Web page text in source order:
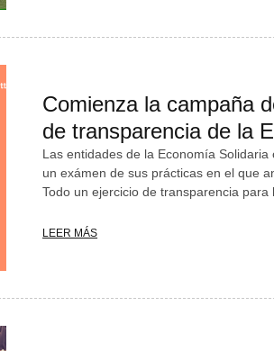
Comienza la campaña
de transparencia de la
Las entidades de la Economía
un exámen de sus prácticas en el que
Todo un ejercicio de transparencia
LEER MÁS